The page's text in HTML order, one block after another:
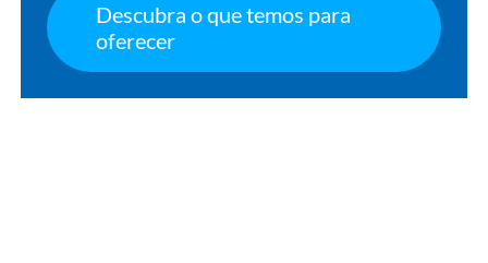
Descubra o que temos para
oferecer